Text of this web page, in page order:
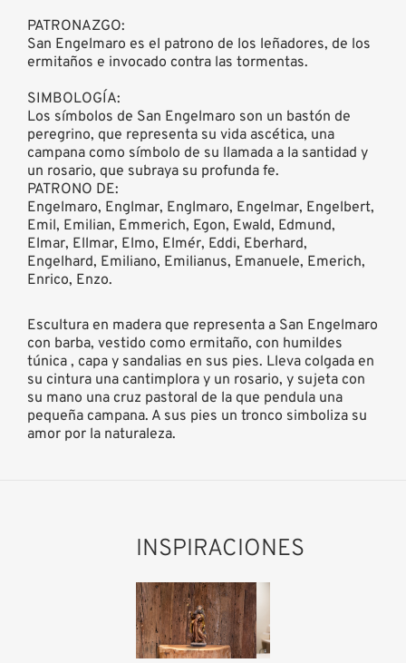
PATRONAZGO:
San Engelmaro es el patrono de los leñadores, de los
ermitaños e invocado contra las tormentas.
SIMBOLOGÍA:
Los símbolos de San Engelmaro son un bastón de
peregrino, que representa su vida ascética, una
campana como símbolo de su llamada a la santidad y
un rosario, que subraya su profunda fe.
PATRONO DE:
Engelmaro, Englmar, Englmaro, Engelmar, Engelbert,
Emil, Emilian, Emmerich, Egon, Ewald, Edmund,
Elmar, Ellmar, Elmo, Elmér, Eddi, Eberhard,
Engelhard, Emiliano, Emilianus, Emanuele, Emerich,
Enrico, Enzo.
Escultura en madera que representa a San Engelmaro
con barba, vestido como ermitaño, con humildes
túnica , capa y sandalias en sus pies. Lleva colgada en
su cintura una cantimplora y un rosario, y sujeta con
su mano una cruz pastoral de la que pendula una
pequeña campana. A sus pies un tronco simboliza su
amor por la naturaleza.
INSPIRACIONES